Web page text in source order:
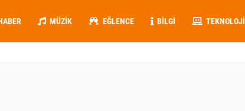
MÜZIK EĞLENCE BILGI TEKNOLOJI